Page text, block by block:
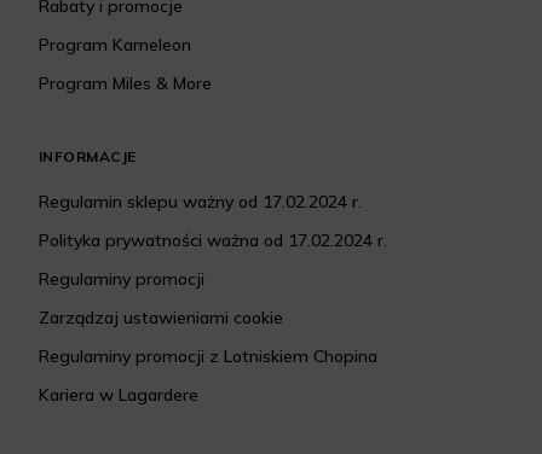
Rabaty i promocje
Program Kameleon
Program Miles & More
INFORMACJE
Regulamin sklepu ważny od 17.02.2024 r.
Polityka prywatności ważna od 17.02.2024 r.
Regulaminy promocji
Zarządzaj ustawieniami cookie
Regulaminy promocji z Lotniskiem Chopina
Kariera w Lagardere